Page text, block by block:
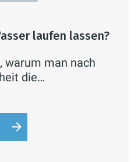
laufen lassen?
warum man nach
die
einfach